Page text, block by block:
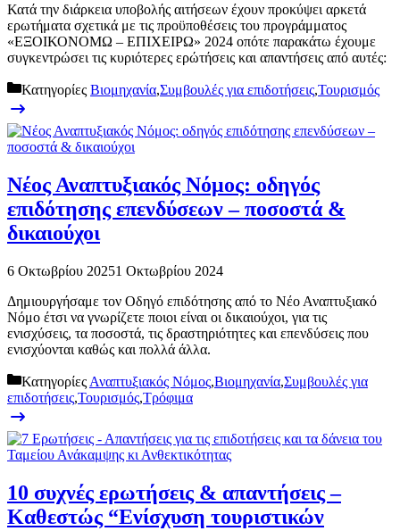
Κατά την διάρκεια υποβολής αιτήσεων έχουν προκύψει αρκετά
ερωτήματα σχετικά με τις προϋποθέσεις του προγράμματος
«ΕΞΟΙΚΟΝΟΜΩ – ΕΠΙΧΕΙΡΩ» 2024 οπότε παρακάτω έχουμε
συγκεντρώσει τις κυριότερες ερώτήσεις και απαντήσεις από αυτές:
Κατηγορίες Βιομηχανία,Συμβουλές για επιδοτήσεις,Τουρισμός
Νέος Αναπτυξιακός Νόμος: οδηγός
επιδότησης επενδύσεων – ποσοστά &
δικαιούχοι
6 Οκτωβρίου 20251 Οκτωβρίου 2024
Δημιουργήσαμε τον Οδηγό επιδότησης από το Νέο Αναπτυξιακό
Νόμο έτσι να γνωρίζετε ποιοι είναι οι δικαιούχοι, για τις
ενισχύσεις, τα ποσοστά, τις δραστηριότητες και επενδύσεις που
ενισχύονται καθώς και πολλά άλλα.
Κατηγορίες Αναπτυξιακός Νόμος,Βιομηχανία,Συμβουλές για
επιδοτήσεις,Τουρισμός,Τρόφιμα
10 συχνές ερωτήσεις & απαντήσεις –
Καθεστώς “Ενίσχυση τουριστικών